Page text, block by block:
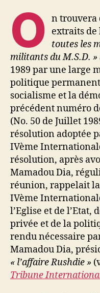
O n trouvera
extraits
toutes les
militantsdu M.S.D. »
1989 par une large
politique
socialisme et la
précédent numéro
(No. 50 de Juillet
résolution adoptée
IVème
résolution, après
Mamadou Dia,
réunion, rappelait
IVème
l’Eglise et de
privée et de la
rendu nécessaire
Mamadou Dia,
« l’affaire Rushdie »
Tribune